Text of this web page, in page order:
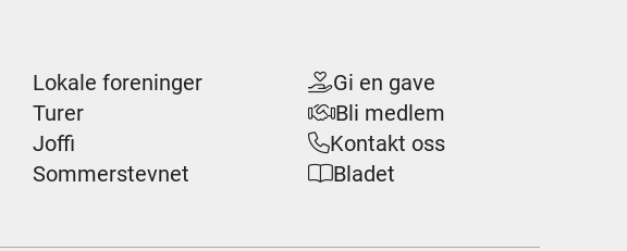
Lokale foreninger
Turer
Joffi
Sommerstevnet
Gi en gave
Bli medlem
Kontakt oss
Bladet